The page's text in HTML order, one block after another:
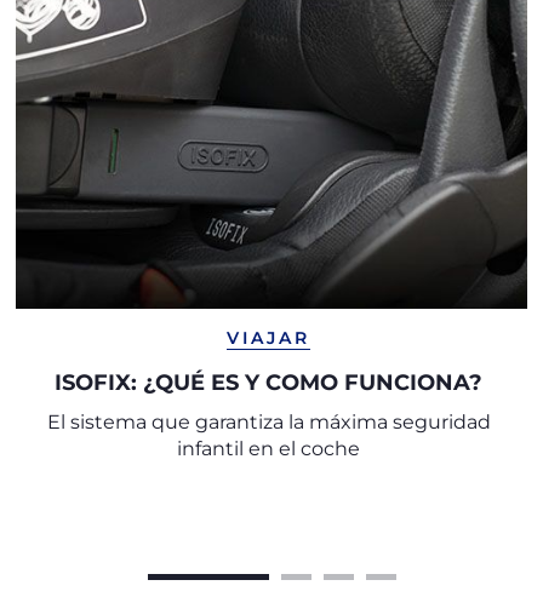
VIAJAR
ISOFIX: ¿QUÉ ES Y COMO FUNCIONA?
El sistema que garantiza la máxima seguridad
infantil en el coche